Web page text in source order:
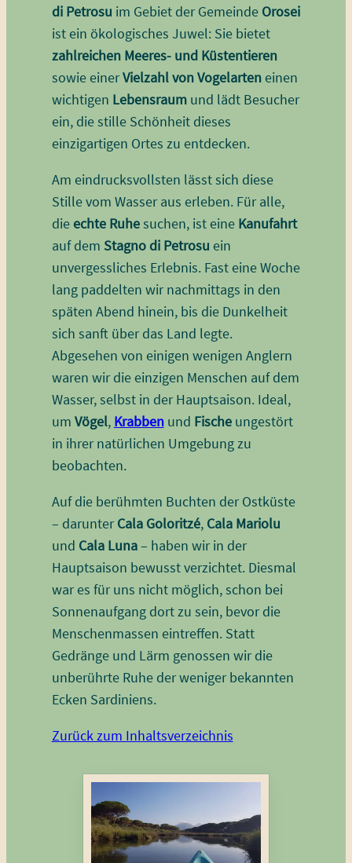
di Petrosu im Gebiet der Gemeinde Orosei
ist ein ökologisches Juwel: Sie bietet
zahlreichen Meeres- und Küstentieren
sowie einerVielzahl von Vogelarteneinen
wichtigen Lebensraumund lädt Besucher
ein, die stille Schönheit dieses
einzigartigen Ortes zu entdecken.
Am eindrucksvollsten lässt sich diese
Stille vom Wasser aus erleben. Für alle,
dieechte Ruhesuchen, ist eine Kanufahrt
auf dem Stagno di Petrosu ein
unvergessliches Erlebnis. Fast eine Woche
lang paddelten wir nachmittags in den
späten Abend hinein, bis die Dunkelheit
sich sanft über das Land legte.
Abgesehen von einigen wenigen Anglern
waren wir die einzigen Menschen auf dem
Wasser, selbst in der Hauptsaison. Ideal,
um Vögel, Krabben und Fischeungestört
in ihrer natürlichen Umgebung zu
beobachten.
Auf die berühmten Buchten der Ostküste
– darunterCala Goloritzé, Cala Mariolu
und Cala Luna– haben wir in der
Hauptsaison bewusst verzichtet. Diesmal
war es für uns nicht möglich, schon bei
Sonnenaufgang dort zu sein, bevor die
Menschenmassen eintreffen. Statt
Gedränge und Lärm genossen wir die
unberührte Ruhe der weniger bekannten
Ecken Sardiniens.
Zurück zum Inhaltsverzeichnis